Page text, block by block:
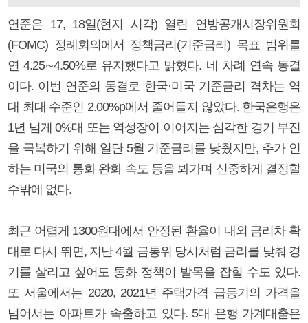
연준은 17, 18일(현지 시각) 열린 연방공개시장위원회
(FOMC) 정례회의에서 정책금리(기준금리) 목표 범위를
연 4.25∼4.50%로 유지했다고 밝혔다. 네 차례 연속 동결
이다. 이번 연준의 동결로 한국·미국 기준금리 격차는 역
대 최대 수준인 2.00%p에서 줄어들지 않았다. 한국은행은
1년 넘게 0%대 또는 역성장이 이어지는 심각한 경기 부진
을 극복하기 위해 일단 5월 기준금리를 낮췄지만, 추가 인
하는 미국의 통화 완화 속도 등을 봐가며 신중하게 결정할
수밖에 없다.
최근 어렵게 1300원대에서 안정된 환율이 내외 금리차 확
대로 다시 뛰면, 지난 4월 금통위 당시처럼 금리를 낮춰 경
기를 살리고 싶어도 통화 정책이 발목을 잡힐 수도 있다.
또 서울에서는 2020, 2021년 주택가격 급등기의 가격을
넘어서는 아파트가 속출하고 있다. 5대 은행 가계대출은